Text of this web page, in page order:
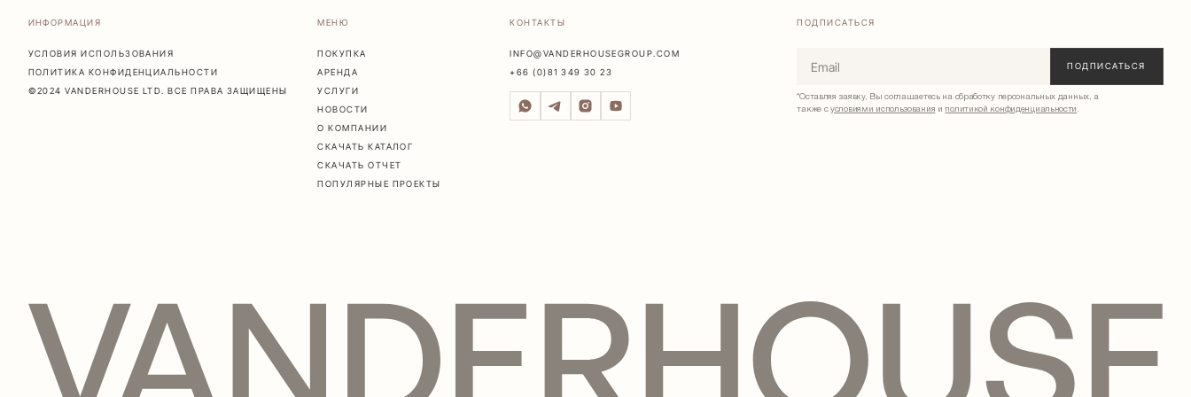
ИНФОРМАЦИЯ
УСЛОВИЯ ИСПОЛЬЗОВАНИЯ
ПОЛИТИКА КОНФИДЕНЦИАЛЬНОСТИ
©2024 VANDERHOUSE LTD. ВСЕ ПРАВА ЗАЩИЩЕНЫ
МЕНЮ
ПОКУПКА
АРЕНДА
УСЛУГИ
НОВОСТИ
О КОМПАНИИ
СКАЧАТЬ КАТАЛОГ
СКАЧАТЬ ОТЧЕТ
ПОПУЛЯРНЫЕ ПРОЕКТЫ
КОНТАКТЫ
INFO@VANDERHOUSEGROUP.COM
+66 (0)81 349 30 23
ПОДПИСАТЬСЯ
*Оставляя заявку, Вы соглашаетесь на обработку персональных данных, а
также сусловиями использования и политикой конфиденциальности